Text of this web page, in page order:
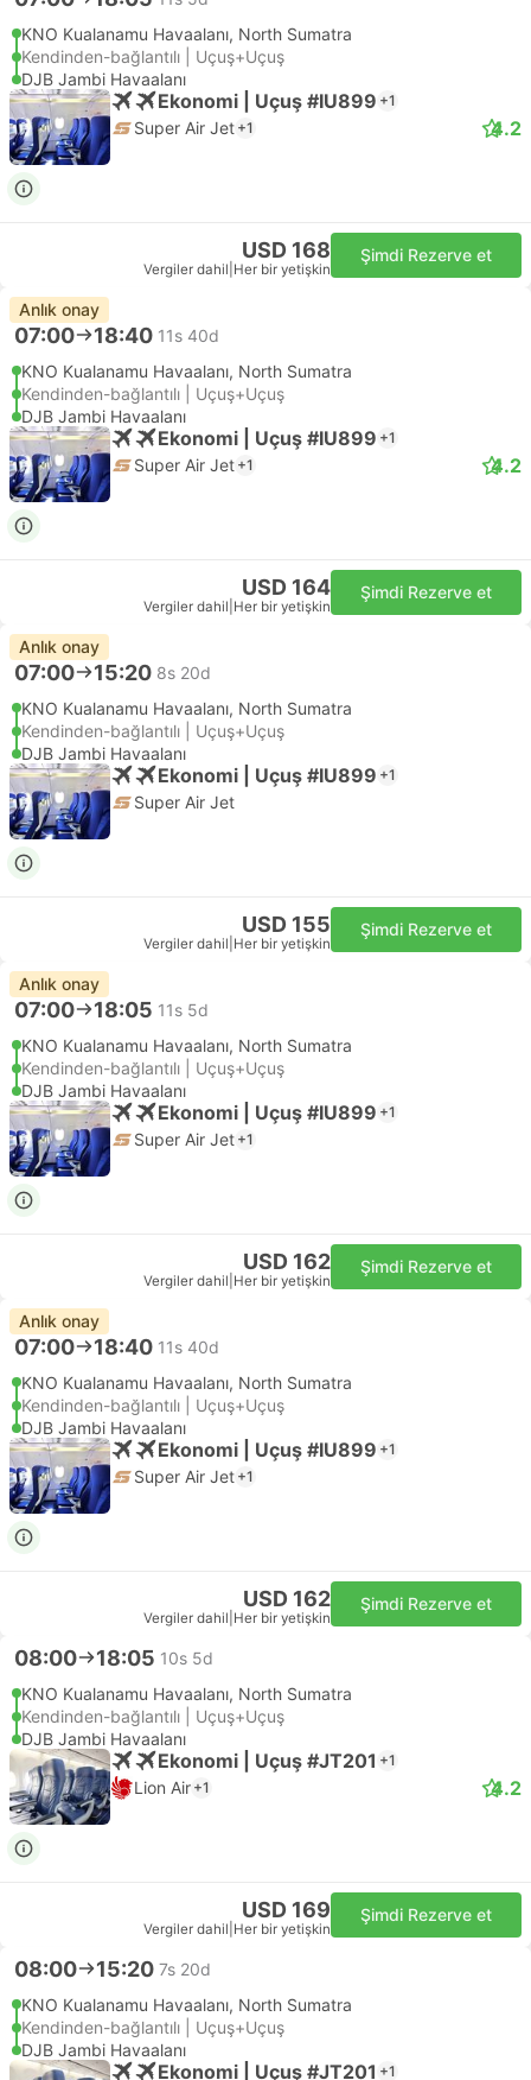
KNO Kualanamu Havaalanı, North Sumatra
Kendinden-bağlantılı | Uçuş+Uçuş
DJB Jambi Havaalanı
Ekonomi | Uçuş #IU899 +1
Super Air Jet +1 4.2
USD 168
Vergiler dahil Her bir yetişkin
Şimdi Rezerve et
Anlık onay
07:00 18:40 11s 40d
KNO Kualanamu Havaalanı, North Sumatra
Kendinden-bağlantılı | Uçuş+Uçuş
DJB Jambi Havaalanı
Ekonomi | Uçuş #IU899 +1
Super Air Jet +1 4.2
USD 164
Vergiler dahil Her bir yetişkin
Şimdi Rezerve et
Anlık onay
07:00 15:20 8s 20d
KNO Kualanamu Havaalanı, North Sumatra
Kendinden-bağlantılı | Uçuş+Uçuş
DJB Jambi Havaalanı
Ekonomi | Uçuş #IU899 +1
Super Air Jet
USD 155
Vergiler dahil Her bir yetişkin
Şimdi Rezerve et
Anlık onay
07:00 18:05 11s 5d
KNO Kualanamu Havaalanı, North Sumatra
Kendinden-bağlantılı | Uçuş+Uçuş
DJB Jambi Havaalanı
Ekonomi | Uçuş #IU899 +1
Super Air Jet +1
USD 162
Vergiler dahil Her bir yetişkin
Şimdi Rezerve et
Anlık onay
07:00 18:40 11s 40d
KNO Kualanamu Havaalanı, North Sumatra
Kendinden-bağlantılı | Uçuş+Uçuş
DJB Jambi Havaalanı
Ekonomi | Uçuş #IU899 +1
Super Air Jet +1
USD 162
Vergiler dahil Her bir yetişkin
Şimdi Rezerve et
08:00 18:05 10s 5d
KNO Kualanamu Havaalanı, North Sumatra
Kendinden-bağlantılı | Uçuş+Uçuş
DJB Jambi Havaalanı
Ekonomi | Uçuş #JT201 +1
Lion Air +1 4.2
USD 169
Vergiler dahil Her bir yetişkin
Şimdi Rezerve et
08:00 15:20 7s 20d
KNO Kualanamu Havaalanı, North Sumatra
Kendinden-bağlantılı | Uçuş+Uçuş
DJB Jambi Havaalanı
Ekonomi | Uçuş #JT201 +1